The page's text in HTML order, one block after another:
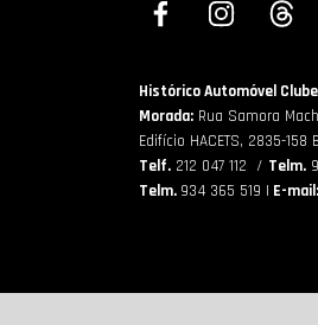
Histórico Automóvel
Morada: Rua Samora
Edifício HACETS, 2835-158
Telf. 212 047 112 / Telm.
Telm. 934 365 519 | E-mail: